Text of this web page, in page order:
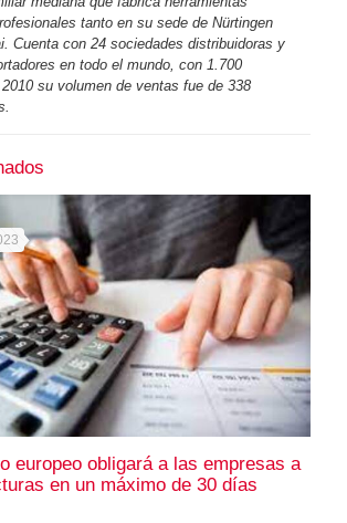
tanto en su sede de Nürtingen
Cuenta con 24 sociedades distribuidoras y
en todo el mundo, con 1.700
su volumen de ventas fue de 338
europeo obligará a las empresas a
en un máximo de 30 días